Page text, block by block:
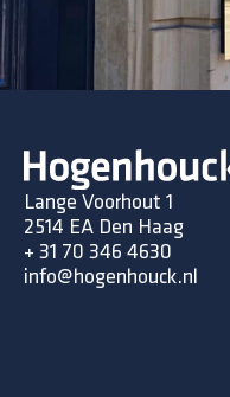
Lange Voorhout 1
2514 EA Den Haag
+ 31 70 346 4630
info@hogenhouck.nl